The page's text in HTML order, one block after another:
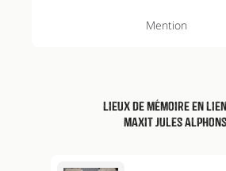
Mention
Lieux de mémoire en
Maxit Jules